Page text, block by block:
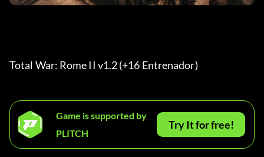
Total War: Rome II v1.2 (+16 Entrenador)
Game is supported by
PLITCH
Try It for free!